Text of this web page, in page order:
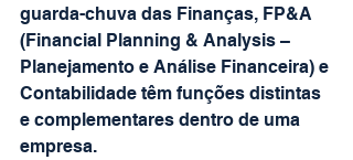
guarda-chuva das Finanças, FP&A
(Financial Planning & Analysis –
Planejamento e Análise Financeira) e
Contabilidade têm funções distintas
e complementares dentro de uma
empresa.